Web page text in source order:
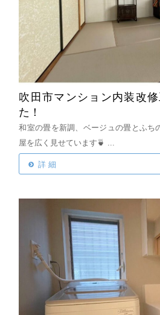
吹田市マンション内装改
た！
和室の畳を新調、ベージュの畳とふち
屋を広く見せています🍵 ...
詳 細